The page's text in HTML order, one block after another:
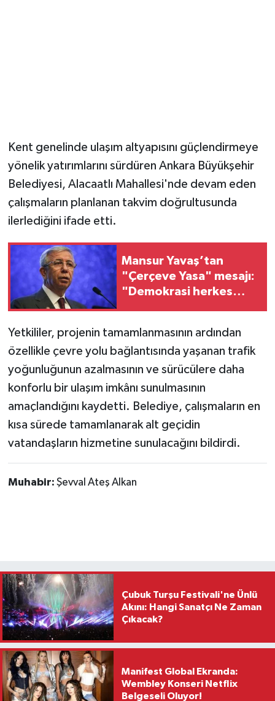
Kent genelinde ulaşım altyapısını güçlendirmeye
yönelik yatırımlarını sürdüren Ankara Büyükşehir
Belediyesi, Alacaatlı Mahallesi'nde devam eden
çalışmaların planlanan takvim doğrultusunda
ilerlediğini ifade etti.
Mansur Yavaş’tan
"Çerçeve Yasa" mesajı:
"Demokrasi herkes
Yetkililer, projenin tamamlanmasının ardından
özellikle çevre yolu bağlantısında yaşanan trafik
yoğunluğunun azalmasının ve sürücülere daha
konforlu bir ulaşım imkânı sunulmasının
amaçlandığını kaydetti. Belediye, çalışmaların en
kısa sürede tamamlanarak alt geçidin
vatandaşların hizmetine sunulacağını bildirdi.
Muhabir: Şevval Ateş Alkan
Çubuk Turşu Festivali'ne Ünlü
Akını: Hangi Sanatçı Ne Zaman
Çıkacak?
Manifest Global Ekranda:
Wembley Konseri Netflix
Belgeseli Oluyor!